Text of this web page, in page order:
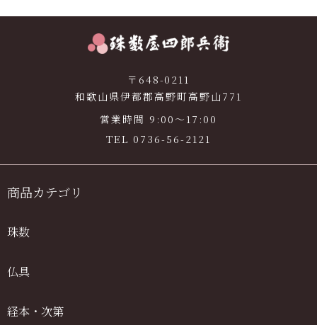
〒648-0211
和歌山県伊都郡高野町高野山771
営業時間 9:00〜17:00
TEL 0736-56-2121
商品カテゴリ
珠数
仏具
経本・次第